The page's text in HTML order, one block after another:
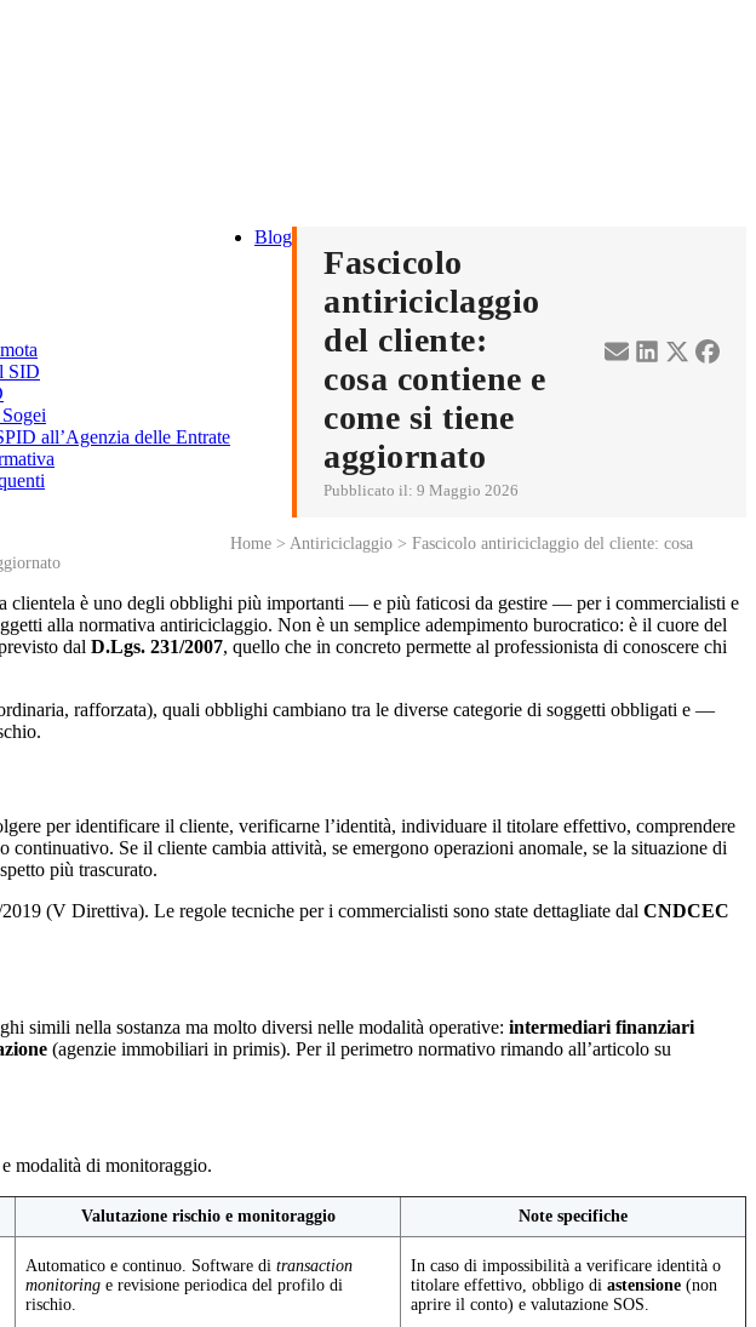
SID
all’Agenzia delle Entrate
Blog
Fascicolo
antiriciclaggio
del cliente:
cosa contiene e
come si tiene
aggiornato
Pubblicato il: 9 Maggio 2026
Home > Antiriciclaggio > Fascicolo antiriciclaggio del cliente: cosa
clientela è uno degli obblighi più importanti — e più faticosi da gestire — per i commercialisti e
alla normativa antiriciclaggio. Non è un semplice adempimento burocratico: è il cuore del
dal D.Lgs. 231/2007, quello che in concreto permette al professionista di conoscere chi
rafforzata), quali obblighi cambiano tra le diverse categorie di soggetti obbligati e —
per identificare il cliente, verificarne l’identità, individuare il titolare effettivo, comprendere
Se il cliente cambia attività, se emergono operazioni anomale, se la situazione di
più trascurato.
(V Direttiva). Le regole tecniche per i commercialisti sono state dettagliate dal CNDCEC
simili nella sostanza ma molto diversi nelle modalità operative: intermediari finanziari
(agenzie immobiliari in primis). Per il perimetro normativo rimando all’articolo su
modalità di monitoraggio.
Valutazione rischio e monitoraggio Note specifiche
Automatico e continuo. Software di transaction
monitoring e revisione periodica del profilo di
rischio.
In caso di impossibilità a verificare identità o
titolare effettivo, obbligo di astensione (non
aprire il conto) e valutazione SOS.